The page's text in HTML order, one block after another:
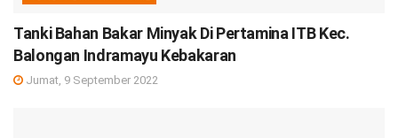
Tanki Bahan Bakar Minyak Di Pertamina ITB Kec.
Balongan Indramayu Kebakaran
Jumat, 9 September 2022